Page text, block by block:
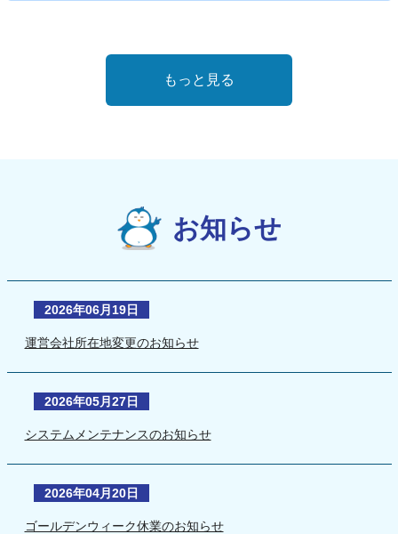
もっと見る
お知らせ
2026年06月19日
運営会社所在地変更のお知らせ
2026年05月27日
システムメンテナンスのお知らせ
2026年04月20日
ゴールデンウィーク休業のお知らせ